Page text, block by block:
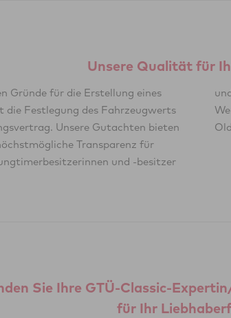
Unsere Qualität für
Gründe für die Erstellung eines
Festlegung des Fahrzeugwerts
Unsere Gutachten bieten
Transparenz für
und -besitzer
Daher sind die
GTÜ von den führenden
Sie Ihre GTÜ-Classic-
für Ihr